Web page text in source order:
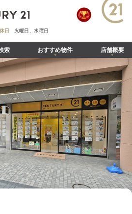
日 火曜日、水曜日
索 おすすめ物件 店舗概要